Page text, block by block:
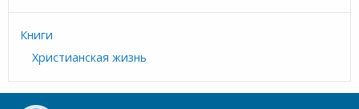
Книги
Христианская жизнь